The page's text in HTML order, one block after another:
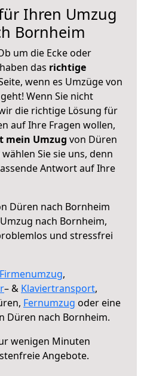
Ihren Umzug
Bornheim
um die Ecke oder
das richtige
wenn es Umzüge von
Wenn Sie nicht
die richtige Lösung für
auf Ihre Fragen wollen,
mein Umzug von Düren
Sie sie uns, denn
Antwort auf Ihre
Düren nach Bornheim
nach Bornheim,
und stressfrei
Firmenumzug,
– & Klaviertransport,
Fernumzug oder eine
Düren nach Bornheim.
wenigen Minuten
Angebote.